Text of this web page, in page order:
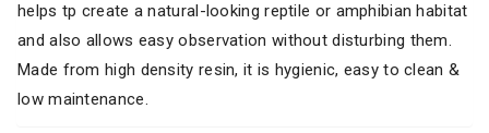
helps tp create a natural-looking reptile or amphibian habitat
and also allows easy observation without disturbing them.
Made from high density resin, it is hygienic, easy to clean &
low maintenance.